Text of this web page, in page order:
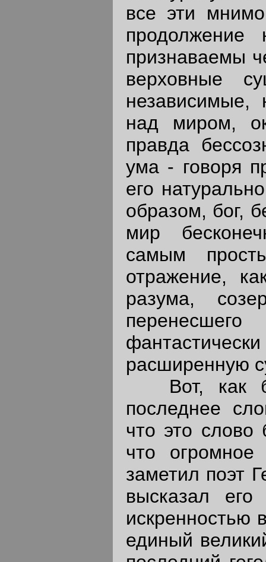
все эти
продолжение
признаваемы
верховные
над миром,
правда
ума - говоря
его
образом, бог,
мир
самым
отражение,
разума,
расширенную
Вот, как бы
последнее
что это слово
что огромное
заметил поэт
высказал
искренностью
единый